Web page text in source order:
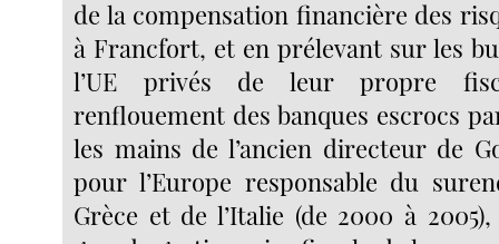
de la compensation financière des
à Francfort, et en prélevant sur les
l’UE privés de leur propre
renflouement des banques escrocs
les mains de l’ancien directeur de
pour l’Europe responsable du
Grèce et de l’Italie (de 2000 à